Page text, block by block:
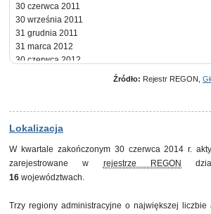
30 czerwca 2011
30 września 2011
31 grudnia 2011
31 marca 2012
30 czerwca 2012
30 czerwca 2013
30 września 2013
31 marca 2014
30 czerwca 2014
Źródło: Rejestr REGON,
Lokalizacja
W kwartale zakończonym 30 czerwca 2014 r.
zarejestrowane w rejestrze REGON
16 województwach.
Trzy regiony administracyjne o największej liczbie